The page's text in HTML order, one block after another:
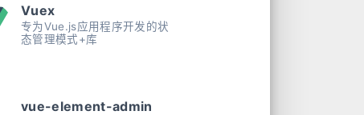
Vuex
专为Vue.js应用程序开发的状
态管理模式+库
vue-element-admin